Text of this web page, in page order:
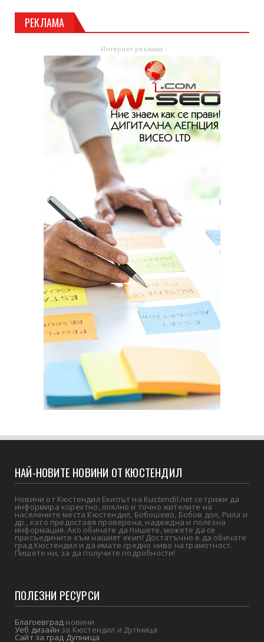
РЕКЛАМА
- Интернет реклама -
НАЙ-НОВИТЕ НОВИНИ ОТ КЮСТЕНДИЛ
Новини от Кюстендил Екипът на Kustendil.net се грижи да
информира коректно, лоялно и точно жителите на
населените места Кюстендил, Бобошево, Бобов дол, Рила и
др., като предоставя проверена, надеждна и полезна
информация. Ако обичате да пишете, можете да се
присъедините към нашият екип! Достатъчно е да обичате
град Кюстендил и да имате средно ниво на грамотност.
Пишете ни, за да получите подробности!
ПОЛЕЗНИ РЕСУРСИ
Благоевград новини
Уеб дизайнза Кюстендил и Дупница
Сайт за град Дупница